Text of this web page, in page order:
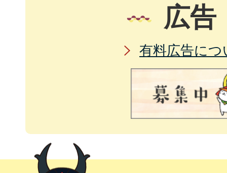
広告
有料広告につ